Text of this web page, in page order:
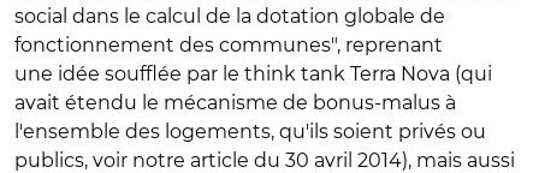
social dans le calcul de la dotation globale de
fonctionnement des communes", reprenant
une idée soufflée par le think tank Terra Nova (qui
avait étendu le mécanisme de bonus-malus à
l'ensemble des logements, qu'ils soient privés ou
publics, voir notre article du 30 avril 2014), mais aussi